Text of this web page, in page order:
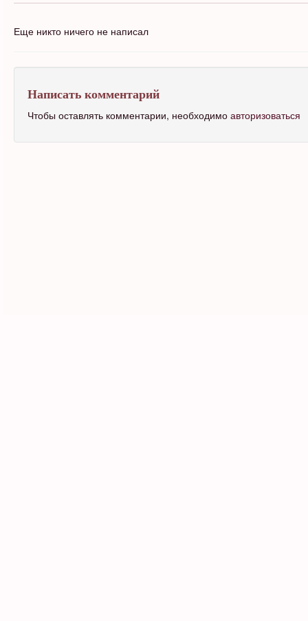
Еще никто ничего не написал
Написать комментарий
Чтобы оставлять комментарии, необходимо авторизоваться